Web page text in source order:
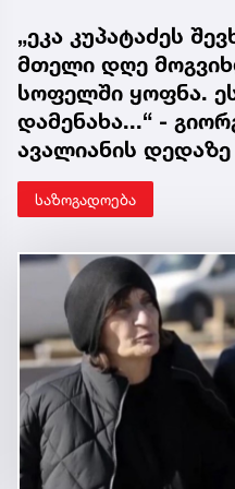
„ეკა კუპატაძეს
მთელი დღე
სოფელში ყოფნა.
დამენახა...“ -
ავალიანის დედაზე
საზოგადოება